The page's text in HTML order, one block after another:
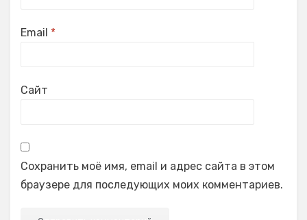
Email *
Сайт
Сохранить моё имя, email и адрес сайта в этом
браузере для последующих моих комментариев.